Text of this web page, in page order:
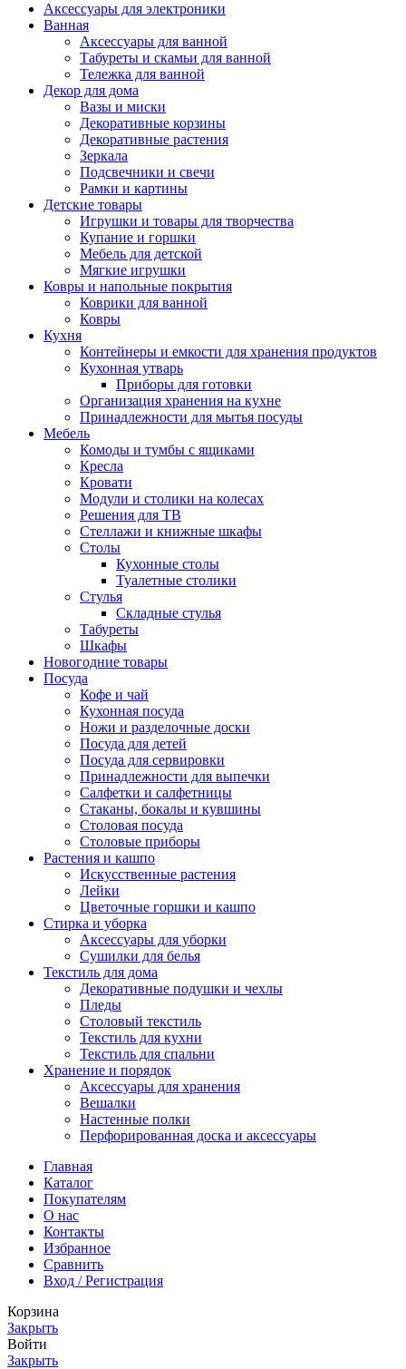
Аксессуары для электроники
Ванная
Аксессуары для ванной
Табуреты и скамьи для ванной
Тележка для ванной
Декор для дома
Вазы и миски
Декоративные корзины
Декоративные растения
Зеркала
Подсвечники и свечи
Рамки и картины
Детские товары
Игрушки и товары для творчества
Купание и горшки
Мебель для детской
Мягкие игрушки
Ковры и напольные покрытия
Коврики для ванной
Ковры
Кухня
Контейнеры и емкости для хранения продуктов
Кухонная утварь
Приборы для готовки
Организация хранения на кухне
Принадлежности для мытья посуды
Мебель
Комоды и тумбы с ящиками
Кресла
Кровати
Модули и столики на колесах
Решения для ТВ
Стеллажи и книжные шкафы
Столы
Кухонные столы
Туалетные столики
Стулья
Складные стулья
Табуреты
Шкафы
Новогодние товары
Посуда
Кофе и чай
Кухонная посуда
Ножи и разделочные доски
Посуда для детей
Посуда для сервировки
Принадлежности для выпечки
Салфетки и салфетницы
Стаканы, бокалы и кувшины
Столовая посуда
Столовые приборы
Растения и кашпо
Искусственные растения
Лейки
Цветочные горшки и кашпо
Стирка и уборка
Аксессуары для уборки
Сушилки для белья
Текстиль для дома
Декоративные подушки и чехлы
Пледы
Столовый текстиль
Текстиль для кухни
Текстиль для спальни
Хранение и порядок
Аксессуары для хранения
Вешалки
Настенные полки
Перфорированная доска и аксессуары
Главная
Каталог
Покупателям
О нас
Контакты
Избранное
Сравнить
Вход / Регистрация
Корзина
Закрыть
Войти
Закрыть